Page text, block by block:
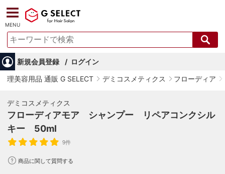
MENU
新規会員登録
ログイン
理美容用品 通販 G SELECT
デミコスメティクス フローディア
デミコスメティクス
フローディアモア シャンプー リペアコンクシル
キー 50ml
9件
商品に関して質問する